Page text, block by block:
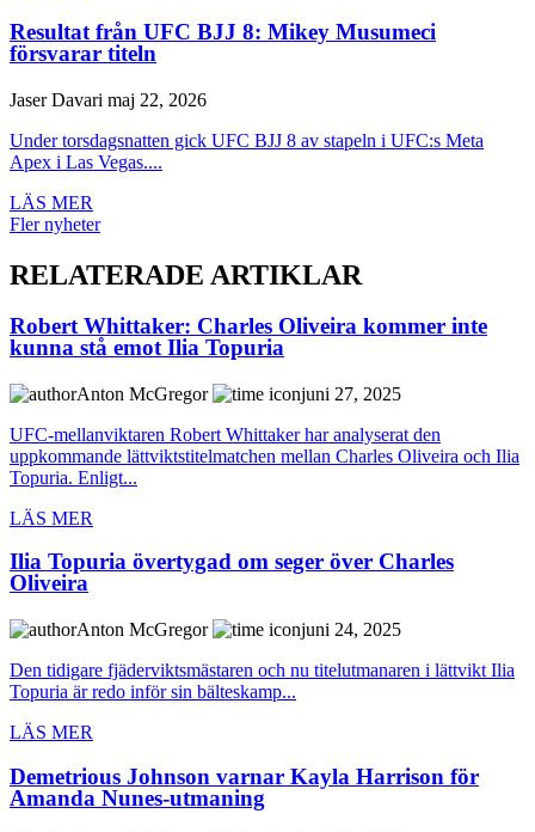
Resultat från UFC BJJ 8: Mikey Musumeci
försvarar titeln
Jaser Davari maj 22, 2026
Under torsdagsnatten gick UFC BJJ 8 av stapeln i UFC:s Meta
Apex i Las Vegas....
LÄS MER
Fler nyheter
RELATERADE ARTIKLAR
Robert Whittaker: Charles Oliveira kommer inte
kunna stå emot Ilia Topuria
Anton McGregor
juni 27, 2025
UFC-mellanviktaren Robert Whittaker har analyserat den
uppkommande lättviktstitelmatchen mellan Charles Oliveira och Ilia
Topuria. Enligt...
LÄS MER
Ilia Topuria övertygad om seger över Charles
Oliveira
Anton McGregor
juni 24, 2025
Den tidigare fjäderviktsmästaren och nu titelutmanaren i lättvikt Ilia
Topuria är redo inför sin bälteskamp...
LÄS MER
Demetrious Johnson varnar Kayla Harrison för
Amanda Nunes-utmaning